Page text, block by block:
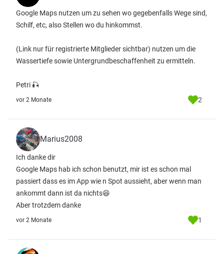
Google Maps nutzen um zu sehen wo gegebenfalls Wege sind,
Schilf, etc, also Stellen wo du hinkommst.
(Link nur für registrierte Mitglieder sichtbar) nutzen um die
Wassertiefe sowie Untergrundbeschaffenheit zu ermitteln.
Petri 🎣
vor 2 Monate 2
Marius2008
Ich danke dir
Google Maps hab ich schon benutzt, mir ist es schon mal
passiert dass es im App wie n Spot aussieht, aber wenn man
ankommt dann ist da nichts😆
Aber trotzdem danke
vor 2 Monate 1